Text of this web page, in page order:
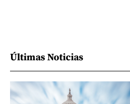
Últimas Noticias